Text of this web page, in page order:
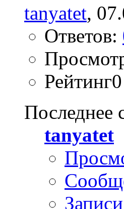
tanyatet,
Ответов:
Последнее
tanyatet